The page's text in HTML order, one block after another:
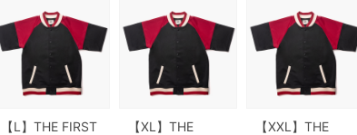
【L】THE FIRST
【XL】THE
【XXL】THE